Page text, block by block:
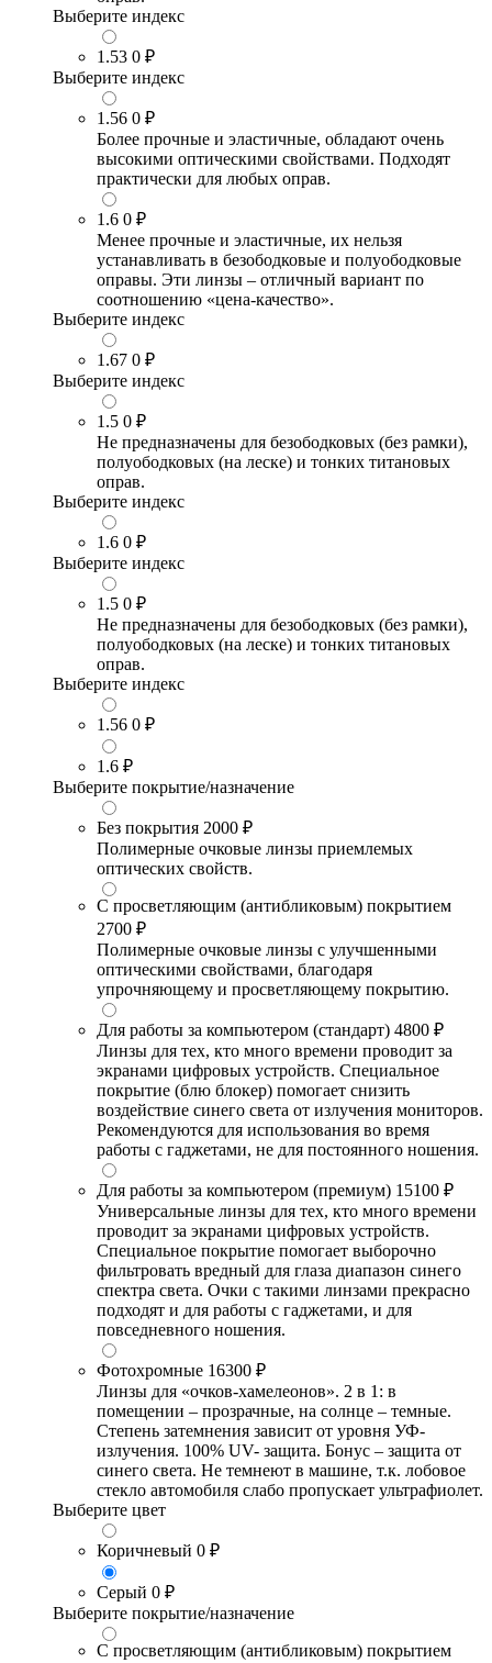
Выберите индекс
1.53 0 ₽
Выберите индекс
1.56 0 ₽
Более прочные и эластичные, обладают очень
высокими оптическими свойствами. Подходят
практически для любых оправ.
1.6 0 ₽
Менее прочные и эластичные, их нельзя
устанавливать в безободковые и полуободковые
оправы. Эти линзы – отличный вариант по
соотношению «цена-качество».
Выберите индекс
1.67 0 ₽
Выберите индекс
1.5 0 ₽
Не предназначены для безободковых (без рамки),
полуободковых (на леске) и тонких титановых
оправ.
Выберите индекс
1.6 0 ₽
Выберите индекс
1.5 0 ₽
Не предназначены для безободковых (без рамки),
полуободковых (на леске) и тонких титановых
оправ.
Выберите индекс
1.56 0 ₽
1.6 ₽
Выберите покрытие/назначение
Без покрытия 2000 ₽
Полимерные очковые линзы приемлемых
оптических свойств.
С просветляющим (антибликовым) покрытием
2700 ₽
Полимерные очковые линзы с улучшенными
оптическими свойствами, благодаря
упрочняющему и просветляющему покрытию.
Для работы за компьютером (стандарт) 4800 ₽
Линзы для тех, кто много времени проводит за
экранами цифровых устройств. Специальное
покрытие (блю блокер) помогает снизить
воздействие синего света от излучения мониторов.
Рекомендуются для использования во время
работы с гаджетами, не для постоянного ношения.
Для работы за компьютером (премиум) 15100 ₽
Универсальные линзы для тех, кто много времени
проводит за экранами цифровых устройств.
Специальное покрытие помогает выборочно
фильтровать вредный для глаза диапазон синего
спектра света. Очки с такими линзами прекрасно
подходят и для работы с гаджетами, и для
повседневного ношения.
Фотохромные 16300 ₽
Линзы для «очков-хамелеонов». 2 в 1: в
помещении – прозрачные, на солнце – темные.
Степень затемнения зависит от уровня УФ-
излучения. 100% UV- защита. Бонус – защита от
синего света. Не темнеют в машине, т.к. лобовое
стекло автомобиля слабо пропускает ультрафиолет.
Выберите цвет
Коричневый 0 ₽
Серый 0 ₽
Выберите покрытие/назначение
С просветляющим (антибликовым) покрытием